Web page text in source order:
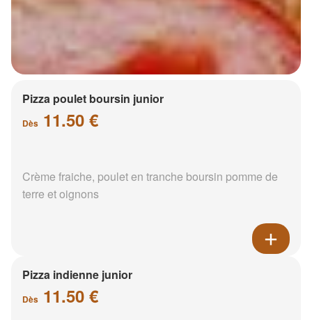
Pizza poulet boursin junior
Dès 11.50 €
Crème fraiche, poulet en tranche boursin pomme de
terre et oignons
Pizza indienne junior
Dès 11.50 €